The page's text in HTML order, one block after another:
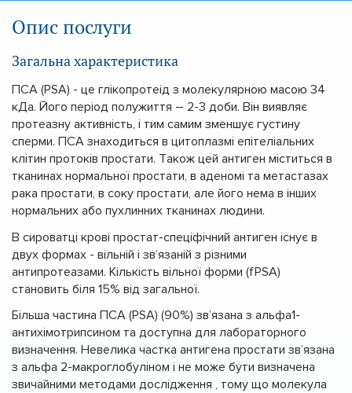
Опис послуги
Загальна характеристика
ПСА (PSA) - це глікопротеід з молекулярною масою 34
кДа. Його період полужиття – 2-3 доби. Він виявляє
протеазну активність, і тим самим зменшує густину
сперми. ПСА знаходиться в цитоплазмі епітеліальних
клітин протоків простати. Також цей антиген міститься в
тканинах нормальної простати, в аденомі та метастазах
рака простати, в соку простати, але його нема в інших
нормальних або пухлинних тканинах людини.
В сироватці крові простат-спеціфічний антиген існує в
двух формах - вільній і зв’язаній з різними
антипротеазами. Кількість вільної форми (fPSA)
становить біля 15% від загальної.
Більша частина ПСА (PSA) (90%) зв’язана з альфа1-
антихімотрипсином та доступна для лабораторного
визначення. Невелика частка антигена простати зв’язана
з альфа 2-макроглобуліном і не може бути визначена
звичайними методами дослідження , тому що молекула